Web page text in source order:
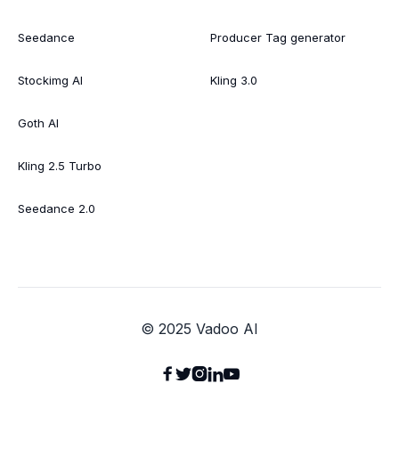
Seedance
Stockimg AI
Goth AI
Kling 2.5 Turbo
Seedance 2.0
Producer Tag generator
Kling 3.0
© 2025 Vadoo AI
 